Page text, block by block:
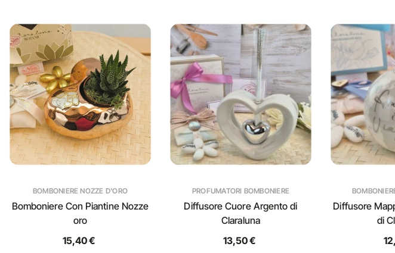
BOMBONIERE NOZZE D'ORO
Bomboniere Con Piantine Nozze
oro
15,40 €
PROFUMATORI BOMBONIERE
Diffusore Cuore Argento di
Claraluna
13,50 €
Diffusore
di